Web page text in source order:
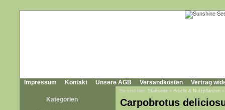
Impressum Kontakt Unsere AGB Versandkosten Vertrag
Kategorien
Sie sind hier: Startseite » Frucht & Nutzpflanzen
Carpobrotus